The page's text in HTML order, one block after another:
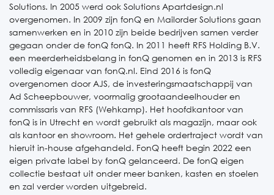
Solutions. In 2005 werd ook Solutions Apartdesign.nl
overgenomen. In 2009 zijn fonQ en Mailorder Solutions gaan
samenwerken en in 2010 zijn beide bedrijven samen verder
gegaan onder de fonQ fonQ. In 2011 heeft RFS Holding B.V.
een meerderheidsbelang in fonQ genomen en in 2013 is RFS
volledig eigenaar van fonQ.nl. Eind 2016 is fonQ
overgenomen door AJS, de investeringsmaatschappij van
Ad Scheepbouwer, voormalig grootaandeelhouder en
commissaris van RFS (Wehkamp). Het hoofdkantoor van
fonQ is in Utrecht en wordt gebruikt als magazijn, maar ook
als kantoor en showroom. Het gehele ordertraject wordt van
hieruit in-house afgehandeld. FonQ heeft begin 2022 een
eigen private label by fonQ gelanceerd. De fonQ eigen
collectie bestaat uit onder meer banken, kasten en stoelen
en zal verder worden uitgebreid.